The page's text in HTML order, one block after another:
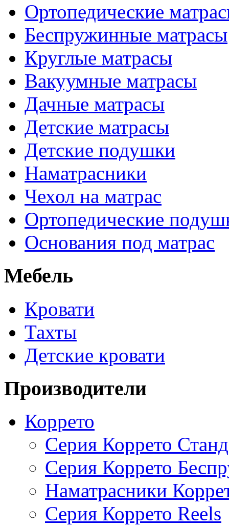
Ортопедические
Беспружинные матрасы
Круглые матрасы
Вакуумные матрасы
Дачные матрасы
Детские матрасы
Детские подушки
Наматрасники
Чехол на матрас
Ортопедические
Основания под матрас
Мебель
Кровати
Тахты
Детские кровати
Производители
Коррето
Серия Коррето
Серия Коррето
Наматрасники
Серия Коррето Reels